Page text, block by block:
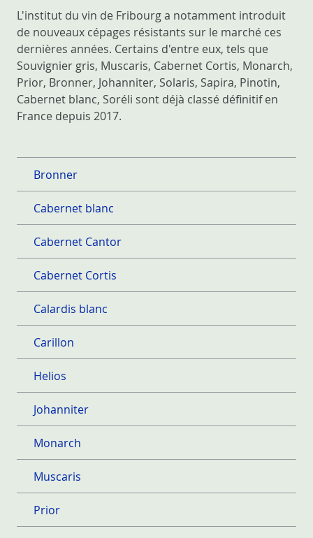
L'institut du vin de Fribourg a notamment introduit
de nouveaux cépages résistants sur le marché ces
dernières années. Certains d'entre eux, tels que
Souvignier gris, Muscaris, Cabernet Cortis, Monarch,
Prior, Bronner, Johanniter, Solaris, Sapira, Pinotin,
Cabernet blanc, Soréli sont déjà classé définitif en
France depuis 2017.
Bronner
Cabernet blanc
Cabernet Cantor
Cabernet Cortis
Calardis blanc
Carillon
Helios
Johanniter
Monarch
Muscaris
Prior